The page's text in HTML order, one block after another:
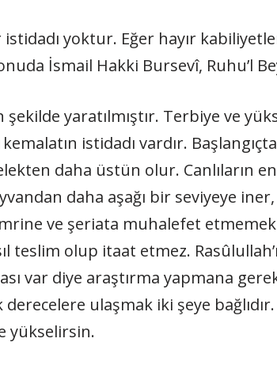
istidadı yoktur. Eğer hayır
İsmail Hakki Bursevî, Ruhu’l
yaratılmıştır. Terbiye ve
kemalatın istidadı vardır.
daha üstün olur. Canlıların
daha aşağı bir seviyeye
ve şeriata muhalefet
teslim olup itaat etmez.
var diye araştırma yapmana
derecelere ulaşmak iki şeye
yükselirsin.